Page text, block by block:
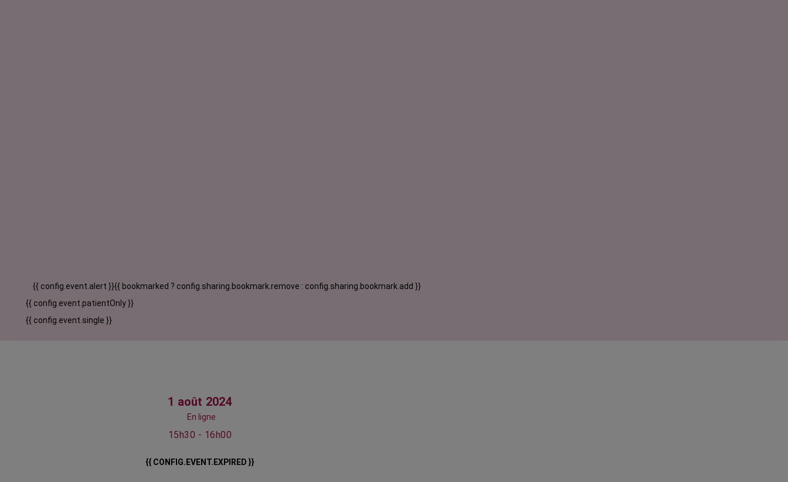
{{ config.event.alert }}{{ bookmarked ? config.sharing.bookmark.remove : config.sharing.bookmark.add }}
{{ config.event.patientOnly }}
{{ config.event.single }}
1 août 2024
En ligne
15h30 - 16h00
{{ CONFIG.EVENT.EXPIRED }}